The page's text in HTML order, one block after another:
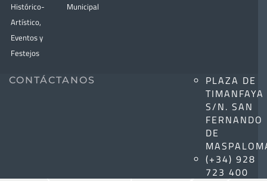
Histórico-
Artístico,
Eventos y
Festejos
Municipal
CONTÁCTANOS
PLAZA DE
TIMANFAYA
S/N. SAN
FERNANDO
DE
(+34) 928
723 400